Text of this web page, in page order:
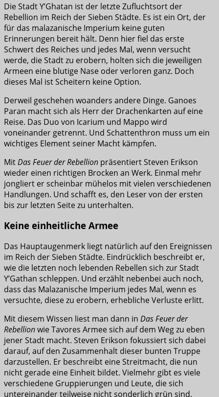
Die Stadt Y’Ghatan ist der letzte Zufluchtsort der
Rebellion im Reich der Sieben Städte. Es ist ein Ort, der
für das malazanische Imperium keine guten
Erinnerungen bereit hält. Denn hier fiel das erste
Schwert des Reiches und jedes Mal, wenn versucht
werde, die Stadt zu erobern, holten sich die jeweiligen
Armeen eine blutige Nase oder verloren ganz. Doch
dieses Mal ist Scheitern keine Option.
Derweil geschehen woanders andere Dinge. Ganoes
Paran macht sich als Herr der Drachenkarten auf eine
Reise. Das Duo von Icarium und Mappo wird
voneinander getrennt. Und Schattenthron muss um ein
wichtiges Element seiner Macht kämpfen.
MitDas Feuer der Rebellion präsentiert Steven Erikson
wieder einen richtigen Brocken an Werk. Einmal mehr
jongliert er scheinbar mühelos mit vielen verschiedenen
Handlungen. Und schafft es, den Leser von der ersten
bis zur letzten Seite zu unterhalten.
Keine einheitliche Armee
Das Hauptaugenmerk liegt natürlich auf den Ereignissen
im Reich der Sieben Städte. Eindrücklich beschreibt er,
wie die letzten noch lebenden Rebellen sich zur Stadt
Y’Gathan schleppen. Und erzählt nebenbei auch noch,
dass das Malazanische Imperium jedes Mal, wenn es
versuchte, diese zu erobern, erhebliche Verluste erlitt.
Mit diesem Wissen liest man dann in Das Feuer der
Rebellionwie Tavores Armee sich auf dem Weg zu eben
jener Stadt macht. Steven Erikson fokussiert sich dabei
darauf, auf den Zusammenhalt dieser bunten Truppe
darzustellen. Er beschreibt eine Streitmacht, die nun
nicht gerade eine Einheit bildet. Vielmehr gibt es viele
verschiedene Gruppierungen und Leute, die sich
untereinander teilweise nicht sonderlich grün sind.